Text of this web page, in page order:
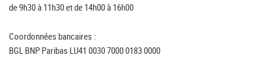
de 9h30 à 11h30 et de 14h00 à 16h00
Coordonnées bancaires :
BGL BNP Paribas LU41 0030 7000 0183 0000